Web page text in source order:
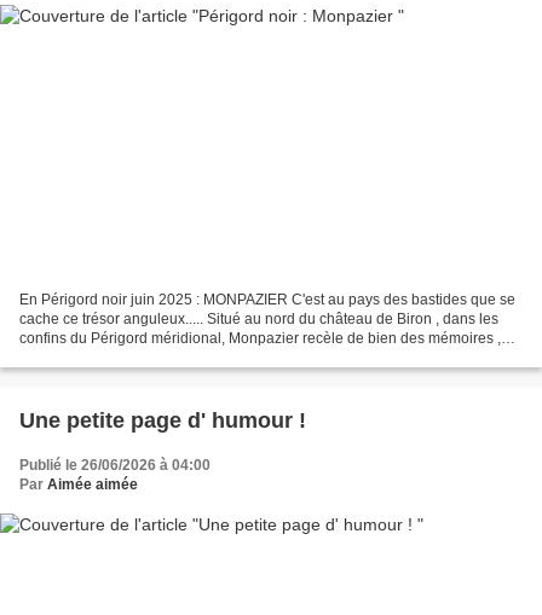
En Périgord noir juin 2025 : MONPAZIER C'est au pays des bastides que se
cache ce trésor anguleux..... Situé au nord du château de Biron , dans les
confins du Périgord méridional, Monpazier recèle de bien des mémoires ,
Une petite page d' humour !
Publié le 26/06/2026 à 04:00
Par Aimée aimée